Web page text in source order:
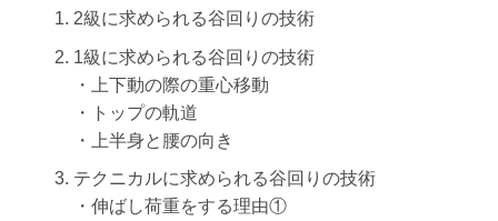
2級に求められる谷回りの技術
1級に求められる谷回りの技術
・上下動の際の重心移動
・トップの軌道
・上半身と腰の向き
テクニカルに求められる谷回りの技術
・伸ばし荷重をする理由①